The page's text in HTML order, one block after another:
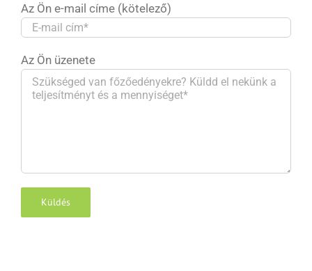
Az Ön e-mail címe (kötelező)
Az Ön üzenete